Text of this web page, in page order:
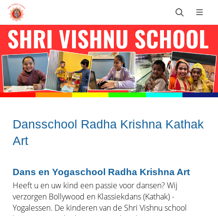
Dansschool Radha Krishna Kathak
Art
Dans en Yogaschool Radha Krishna Art
Heeft u en uw kind een passie voor dansen? Wij
verzorgen Bollywood en Klassiekdans (Kathak) -
Yogalessen. De kinderen van de Shri Vishnu school